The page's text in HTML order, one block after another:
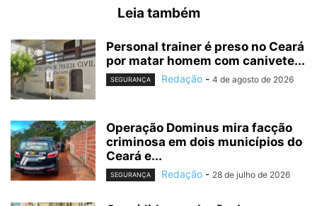
Leia também
Personal trainer é preso no Ceará
por matar homem com canivete...
SEGURANÇA Redação - 4 de agosto de 2026
Operação Dominus mira facção
criminosa em dois municípios do
Ceará e...
SEGURANÇA Redação - 28 de julho de 2026